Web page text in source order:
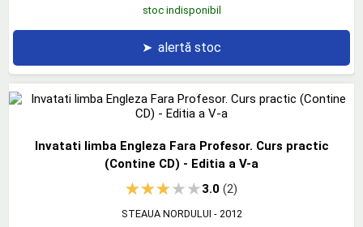
stoc indisponibil
➤ alertă stoc
Invatati limba Engleza Fara Profesor. Curs practic
(Contine CD) - Editia a V-a
3.0(2)
STEAUA NORDULUI - 2012